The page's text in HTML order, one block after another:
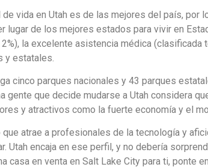
de vida en Utah es de las mejores del país, por
lugar de los mejores estados para vivir en
la excelente asistencia médica
y estatales.
cinco parques nacionales y 43 parques
gente que decide mudarse a Utah considera
y atractivos como la fuerte economía y el
que atrae a profesionales de la tecnología y
Utah encaja en ese perfil, y no debería
casa en venta en Salt Lake City para ti, ponte